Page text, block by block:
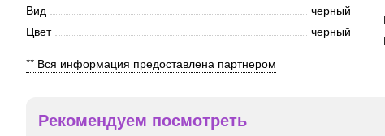
Вид
черный
Цвет
черный
** Вся информация предоставлена партнером
Рекомендуем посмотреть